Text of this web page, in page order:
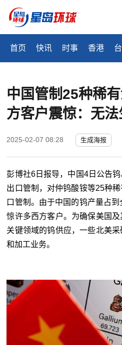
首页 快讯 时事 香港
中国管制25种稀
方客户震惊：无法
2025-02-07 08:28 生成海报
彭博社6日报导，中国4日公告
出口管制，对仲钨酸铵等25种
口管制。由于中国的钨产量占
惊许多西方客户。为确保美国
关键领域的钨供应，一些北美
和加工业务。